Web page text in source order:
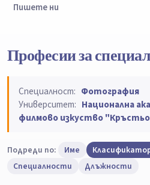
Пишете ни
Професии за
Специалност: Фотография
Университет: Национална
филмово изкуство
Подреди по: Име
Специалности
Длъжности